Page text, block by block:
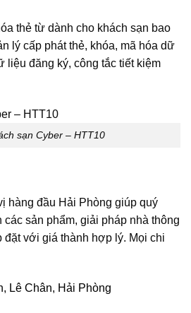
thẻ từ dành cho khách sạn bao
lý cấp phát thẻ, khóa, mã hóa dữ
liệu đăng ký, công tắc tiết kiệm
sạn Cyber – HTT10
hàng đầu Hải Phòng giúp quý
các sản phẩm, giải pháp nhà thông
đặt với giá thành hợp lý. Mọi chi
Lê Chân, Hải Phòng